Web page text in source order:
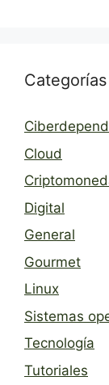
Categorías
Cloud
Digital
General
Gourmet
Linux
Sistemas
Tecnología
Tutoriales